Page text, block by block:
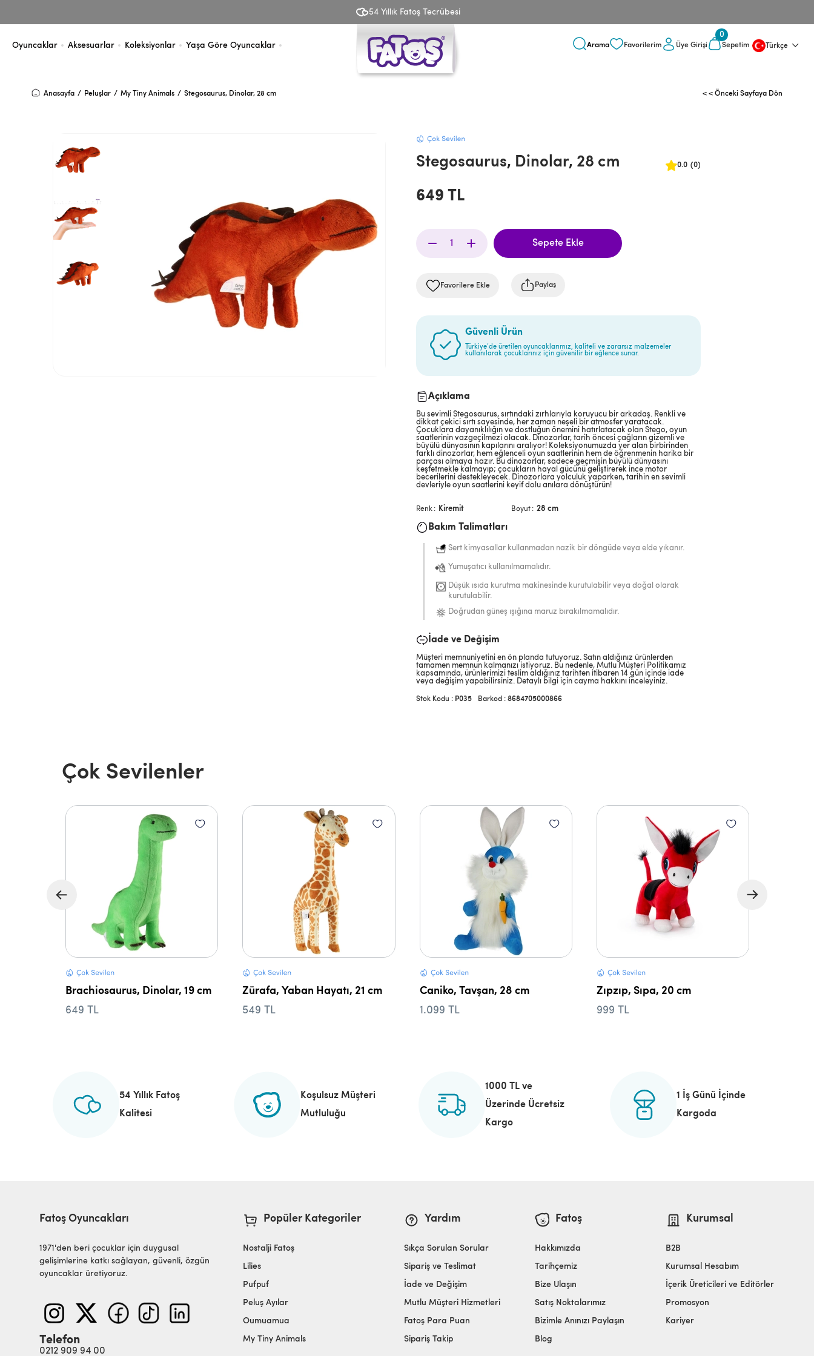
Fatoş Yetkili Satıcısı Olmak İstiyorum
Oyuncaklar Aksesuarlar Koleksiyonlar Yaşa Göre Oyuncaklar Favorilerim Üye Girişi Sepetim
0
Türkçe
Anasayfa Peluşlar My Tiny Animals Stegosaurus, Dinolar, 28 cm < < Önceki Sayfaya Dön
Stegosaurus, Dinolar, 28 cm 0.0 (0)
649 TL
Favorilere Ekle Paylaş
Güvenli Ürün
Türkiye’de üretilen oyuncaklarımız, kaliteli ve zararsız malzemeler
kullanılarak çocuklarınız için güvenilir bir eğlence sunar.
Açıklama
Bu sevimli Stegosaurus, sırtındaki zırhlarıyla koruyucu bir arkadaş. Renkli ve
dikkat çekici sırtı sayesinde, her zaman neşeli bir atmosfer yaratacak.
Çocuklara dayanıklılığın ve dostluğun önemini hatırlatacak olan Stego, oyun
saatlerinin vazgeçilmezi olacak. Dinozorlar, tarih öncesi çağların gizemli ve
büyülü dünyasının kapılarını aralıyor! Koleksiyonumuzda yer alan birbirinden
farklı dinozorlar, hem eğlenceli oyun saatlerinin hem de öğrenmenin harika bir
parçası olmaya hazır. Bu dinozorlar, sadece geçmişin büyülü dünyasını
keşfetmekle kalmayıp; çocukların hayal gücünü geliştirerek ince motor
becerilerini destekleyecek. Dinozorlara yolculuk yaparken, tarihin en sevimli
devleriyle oyun saatlerini keyif dolu anılara dönüştürün!
Renk Kiremit Boyut 28 cm
Bakım Talimatları
Sert kimyasallar kullanmadan nazik bir döngüde veya elde yıkanır.
Yumuşatıcı kullanılmamalıdır.
Düşük ısıda kurutma makinesinde kurutulabilir veya doğal olarak
kurutulabilir.
Doğrudan güneş ışığına maruz bırakılmamalıdır.
İade ve Değişim
Müşteri memnuniyetini en ön planda tutuyoruz. Satın aldığınız ürünlerden
tamamen memnun kalmanızı istiyoruz. Bu nedenle, Mutlu Müşteri Politikamız
kapsamında, ürünlerimizi teslim aldığınız tarihten itibaren 14 gün içinde iade
veya değişim yapabilirsiniz. Detaylı bilgi için cayma hakkını inceleyiniz.
P035 Barkod : 8684705000866
Çok Sevilenler
Brachiosaurus, Dinolar, 19 cm
649 TL
Zürafa, Yaban Hayatı, 21 cm
549 TL
Caniko, Tavşan, 28 cm
1.099 TL
Zıpzıp, Sıpa, 20 cm
999 TL
54 Yıllık Fatoş
Kalitesi
Koşulsuz Müşteri
Mutluluğu
1000 TL ve
Üzerinde Ücretsiz
Kargo
1 İş Günü İçinde
Kargoda
Fatoş Oyuncakları
1971'den beri çocuklar için duygusal
gelişimlerine katkı sağlayan, güvenli, özgün
oyuncaklar üretiyoruz.
Telefon
0212 909 94 00
Popüler Kategoriler
Nostalji Fatoş
Lilies
Pufpuf
Peluş Ayılar
Oumuamua
My Tiny Animals
Yardım
Sıkça Sorulan Sorular
Sipariş ve Teslimat
İade ve Değişim
Mutlu Müşteri Hizmetleri
Fatoş Para Puan
Sipariş Takip
Fatoş
Hakkımızda
Tarihçemiz
Bize Ulaşın
Satış Noktalarımız
Bizimle Anınızı Paylaşın
Blog
Kurumsal
B2B
Kurumsal Hesabım
İçerik Üreticileri ve Editörler
Promosyon
Kariyer